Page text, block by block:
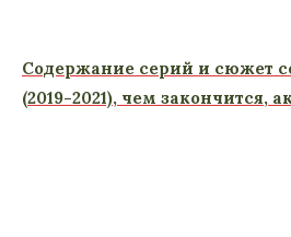
Содержание серий и сюжет
(2019-2021), чем закончится,